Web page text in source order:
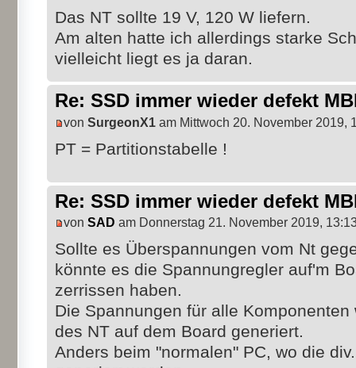
Das NT sollte 19 V, 120 W liefern.
Am alten hatte ich allerdings starke
vielleicht liegt es ja daran.
Re: SSD immer wieder defekt
von SurgeonX1 am Mittwoch 20. November 2019,
PT = Partitionstabelle !
Re: SSD immer wieder defekt
von SAD am Donnerstag 21. November 2019,
Sollte es Überspannungen vom Nt
könnte es die Spannungregler auf'm
zerrissen haben.
Die Spannungen für alle
des NT auf dem Board generiert.
Anders beim "normalen" PC, wo die